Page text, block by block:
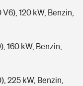
120 kW, Benzin,
160 kW, Benzin,
225 kW, Benzin,